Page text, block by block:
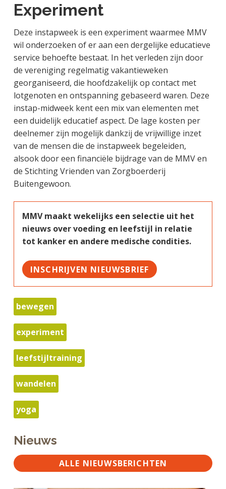
Experiment
Deze instapweek is een experiment waarmee MMV
wil onderzoeken of er aan een dergelijke educatieve
service behoefte bestaat. In het verleden zijn door
de vereniging regelmatig vakantieweken
georganiseerd, die hoofdzakelijk op contact met
lotgenoten en ontspanning gebaseerd waren. Deze
instap-midweek kent een mix van elementen met
een duidelijk educatief aspect. De lage kosten per
deelnemer zijn mogelijk dankzij de vrijwillige inzet
van de mensen die de instapweek begeleiden,
alsook door een financiële bijdrage van de MMV en
de Stichting Vrienden van Zorgboerderij
Buitengewoon.
MMV maakt wekelijks een selectie uit het
nieuws over voeding en leefstijl in relatie
tot kanker en andere medische condities.
INSCHRIJVEN NIEUWSBRIEF
bewegen
experiment
leefstijltraining
wandelen
yoga
Nieuws
ALLE NIEUWSBERICHTEN